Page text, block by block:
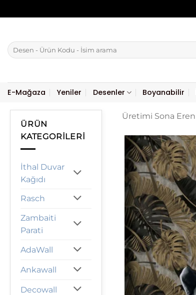
Ara:
E-Mağaza Yeniler Desenler Boyanabilir
ÜRÜN
KATEGORILERI
İthal Duvar
Kağıdı
Rasch
Zambaiti
Parati
AdaWall
Ankawall
Decowall
Üretimi Sona Eren